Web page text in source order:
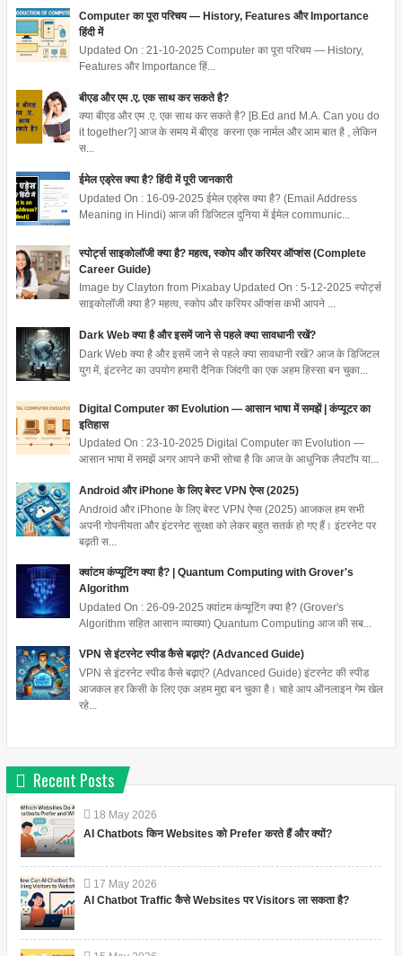
Computer का पूरा परिचय — History, Features और Importance
हिंदी में
Updated On : 21-10-2025 Computer का पूरा परिचय — History,
Features और Importance हिं...
बीएड और एम .ए. एक साथ कर सकते है?
क्या बीएड और एम .ए. एक साथ कर सकते है? [B.Ed and M.A. Can you do
it together?] आज के समय में बीएड करना एक नार्मल और आम बात है , लेकिन
स...
ईमेल एड्रेस क्या है? हिंदी में पूरी जानकारी
Updated On : 16-09-2025 ईमेल एड्रेस क्या है? (Email Address
Meaning in Hindi) आज की डिजिटल दुनिया में ईमेल communic...
स्पोर्ट्स साइकोलॉजी क्या है? महत्व, स्कोप और करियर ऑप्शंस (Complete
Career Guide)
Image by Clayton from Pixabay Updated On : 5-12-2025 स्पोर्ट्स
साइकोलॉजी क्या है? महत्व, स्कोप और करियर ऑप्शंस कभी आपने ...
Dark Web क्या है और इसमें जाने से पहले क्या सावधानी रखें?
Dark Web क्या है और इसमें जाने से पहले क्या सावधानी रखें? आज के डिजिटल
युग में, इंटरनेट का उपयोग हमारी दैनिक जिंदगी का एक अहम हिस्सा बन चुका...
Digital Computer का Evolution — आसान भाषा में समझें | कंप्यूटर का
इतिहास
Updated On : 23-10-2025 Digital Computer का Evolution —
आसान भाषा में समझें अगर आपने कभी सोचा है कि आज के आधुनिक लैपटॉप या...
Android और iPhone के लिए बेस्ट VPN ऐप्स (2025)
Android और iPhone के लिए बेस्ट VPN ऐप्स (2025) आजकल हम सभी
अपनी गोपनीयता और इंटरनेट सुरक्षा को लेकर बहुत सतर्क हो गए हैं। इंटरनेट पर
बढ़ती स...
क्वांटम कंप्यूटिंग क्या है? | Quantum Computing with Grover's
Algorithm
Updated On : 26-09-2025 क्वांटम कंप्यूटिंग क्या है? (Grover's
Algorithm सहित आसान व्याख्या) Quantum Computing आज की सब...
VPN से इंटरनेट स्पीड कैसे बढ़ाएं? (Advanced Guide)
VPN से इंटरनेट स्पीड कैसे बढ़ाएं? (Advanced Guide) इंटरनेट की स्पीड
आजकल हर किसी के लिए एक अहम मुद्दा बन चुका है। चाहे आप ऑनलाइन गेम खेल
रहे...
Recent Posts
18 May 2026
AI Chatbots किन Websites को Prefer करते हैं और क्यों?
17 May 2026
AI Chatbot Traffic कैसे Websites पर Visitors ला सकता है?